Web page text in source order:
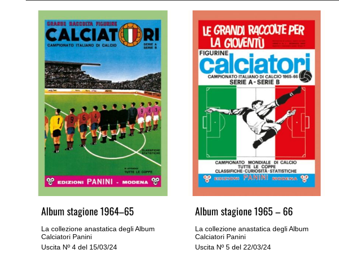
Album stagione 1964–65
La collezione anastatica degli Album
Calciatori Panini
Uscita Nº 4 del 15/03/24
Album stagione 1965 – 66
La collezione anastatica degli Album
Calciatori Panini
Uscita Nº 5 del 22/03/24